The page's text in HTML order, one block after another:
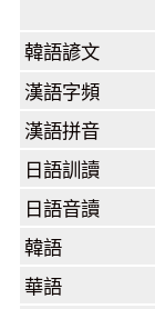
韓語諺文
漢語字頻
漢語拼音
日語訓讀
日語音讀
韓語
華語